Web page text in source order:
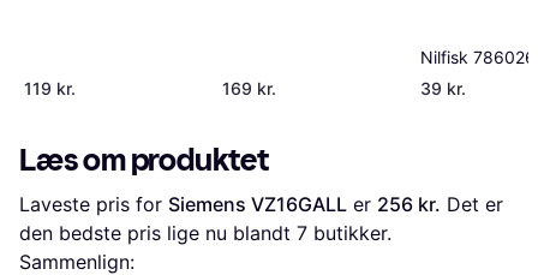
119 kr. 169 kr.
Nilfisk
39 kr.
Læs om produktet
Laveste pris for Siemens VZ16GALL er 256 kr. Det er
den bedste pris lige nu blandt 7 butikker.
Sammenlign: